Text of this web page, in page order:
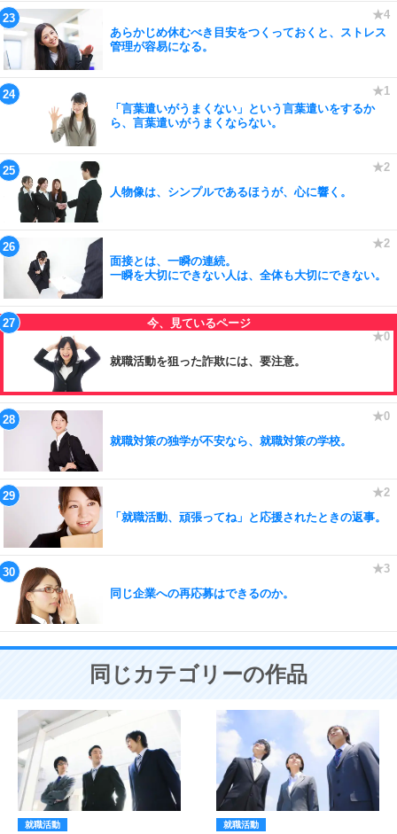
あらかじめ休むべき目安をつくっておくと、ストレス
管理が容易になる。
「言葉遣いがうまくない」という言葉遣いをするか
ら、言葉遣いがうまくならない。
人物像は、シンプルであるほうが、心に響く。
面接とは、一瞬の連続。
一瞬を大切にできない人は、全体も大切にできない。
就職活動を狙った詐欺には、要注意。
就職対策の独学が不安なら、就職対策の学校。
「就職活動、頑張ってね」と応援されたときの返事。
同じ企業への再応募はできるのか。
同じカテゴリーの作品
就職活動 就職活動